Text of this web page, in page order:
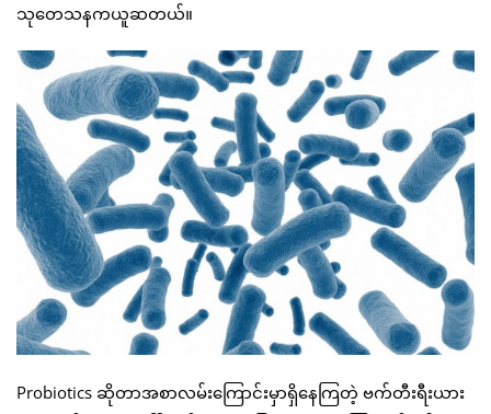
သုတေသနကယူဆတယ်။
Probiotics ဆိုတာအစာလမ်းကြောင်းမှာရှိနေကြတဲ့ ဗက်တီးရီးယား